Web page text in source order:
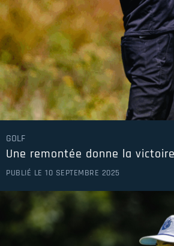
GOLF
Une remontée donne la
PUBLIÉ LE 10 SEPTEMBRE 2025